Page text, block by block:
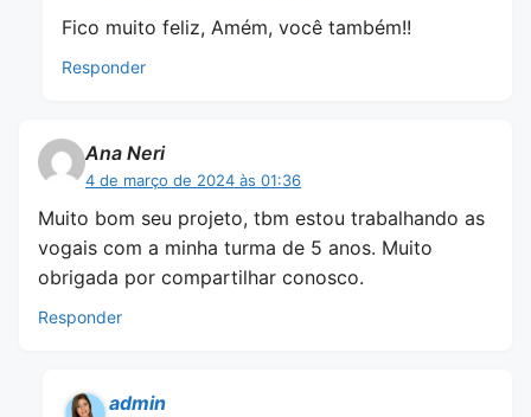
Fico muito feliz, Amém, você também!!
Responder
Ana Neri
4 de março de 2024 às 01:36
Muito bom seu projeto, tbm estou trabalhando as
vogais com a minha turma de 5 anos. Muito
obrigada por compartilhar conosco.
Responder
admin